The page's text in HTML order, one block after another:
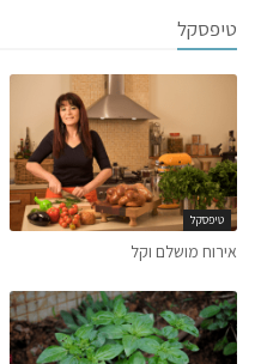
טיפסקל
טיפסקל
אירוח מושלם וקל